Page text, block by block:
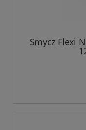
Smycz Flexi